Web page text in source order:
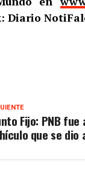
Diario
Fijo: PNB
que se dio